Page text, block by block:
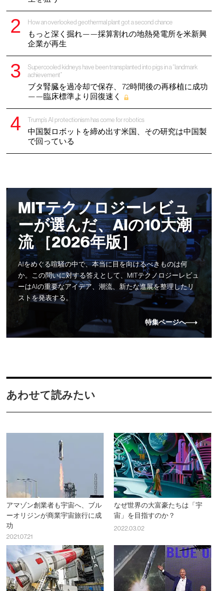
How an overlooked geothermal plant got a second chance
もっと深く掘れ——採算割れの地熱発電所を米新興
企業が再生
Supercooled kidneys have been transplanted into pigs in a “landmark
achievement”
ブタ腎臓を過冷却で保存、 72時間後の再移植に成功
——臨床標準より回復速く
Trump’s AI protectionism has come for robotics
中国製ロボットを締め出す米国、その研究は中国製
で回っている
MITテクノロジーレビュ
ーが選んだ、AIの10大潮
流 ［2026年版］
AIをめぐる喧騒の中で、本当に目を向けるべきものは何
か。この問いに対する答えとして、MITテクノロジーレビュ
ーはAIの重要なアイデア、潮流、新たな進展を整理したリ
ストを発表する。
特集ページへ
あわせて読みたい
アマゾン創業者も宇宙へ、ブル
ーオリジンが商業宇宙旅行に成
功
2021.07.21
なぜ世界の大富豪たちは「宇
宙」を目指すのか？
2022.03.02